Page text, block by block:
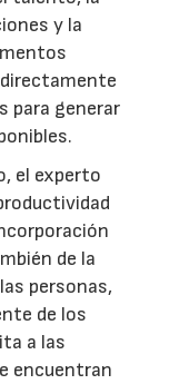
y la
para generar
el experto
de la
personas,
de los
a las
encuentran